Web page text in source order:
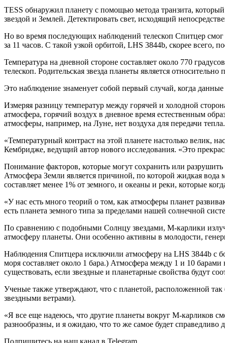
TESS обнаружил планету с помощью метода транзита,
звездой и Землей. Детектировать свет, исходящий
Но во время последующих наблюдений телескоп Спитцер смог
за 11 часов. С такой узкой орбитой, LHS 3844b, скорее всего,
Температура на дневной стороне составляет около 770
телескоп. Родительская звезда планеты является
Это наблюдение знаменует собой первый случай, когда
Измеряя разницу температур между горячей и холодной
атмосфера, горячий воздух в дневное время естественным
атмосферы, например, на Луне, нет воздуха для передачи тепла.
«Температурный контраст на этой планете настолько велик,
Кембридже, ведущий автор нового исследования. «Это
Понимание факторов, которые могут сохранить или
Атмосфера Земли является причиной, по которой жидкая
составляет менее 1% от земного, и океаны и реки, которые
«У нас есть много теорий о том, как атмосферы планет
есть планета земного типа за пределами нашей солнечной
По сравнению с подобными Солнцу звездами, M-карлики
атмосферу планеты. Они особенно активны в молодости,
Наблюдения Спитцера исключили атмосферу на LHS 3844b с
моря составляет около 1 бара.) Атмосфера между 1 и 10
существовать, если звездные и планетарные свойства будут
Ученые также утверждают, что с планетой, расположенной так
звездными ветрами).
«Я все еще надеюсь, что другие планеты вокруг М-карликов
разнообразны, и я ожидаю, что то же самое будет справедливо
Подпишитесь на наш канал в Telegram